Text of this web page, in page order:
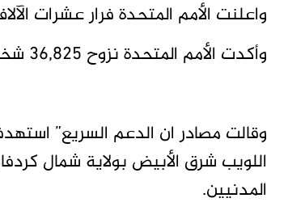
واعلنت الأمم المتحدة فرار عشرات
وأكدت الأمم المتحدة نزوح 36,825 شخصًا من شمال كردفان مع توسع المعارك بعد سقوط الفاشر
وقالت مصادر ان الدعم السريع”
اللويب شرق الأبيض بولاية شمال
المدنيين.